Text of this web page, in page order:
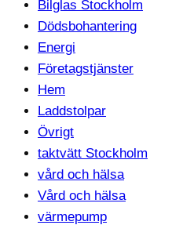
Bilglas Stockholm
Dödsbohantering
Energi
Företagstjänster
Hem
Laddstolpar
Övrigt
taktvätt Stockholm
vård och hälsa
Vård och hälsa
värmepump